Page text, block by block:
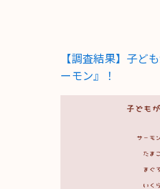
【調査結果】子ど
ーモン』！